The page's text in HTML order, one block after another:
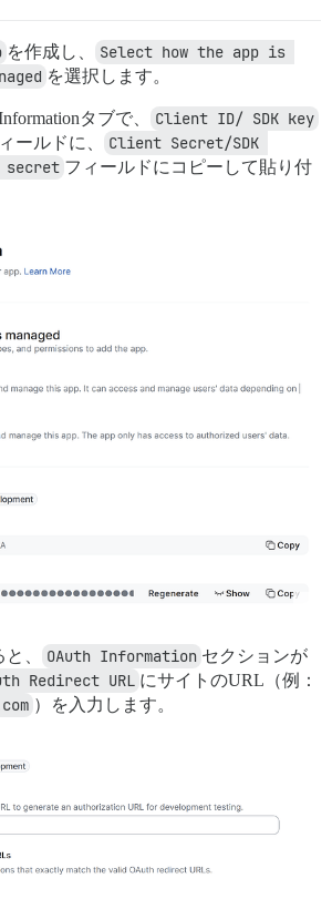
を作成し、
Select how the app is
を選択します。
タブで、 Client ID/ SDK key
ールドに、
Client Secret/SDK
secret フィールドにコピーして貼り付
、 OAuth Information セクションが
Redirect URL にサイトのURL（例：
）を入力します。